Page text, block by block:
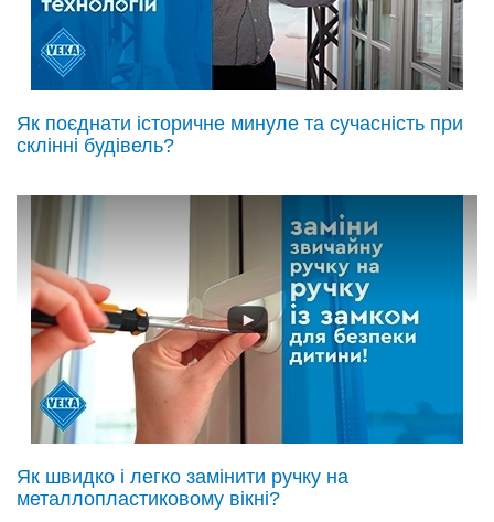
Як поєднати історичне минуле та сучасність при
склінні будівель?
Як швидко і легко замінити ручку на
металлопластиковому вікні?